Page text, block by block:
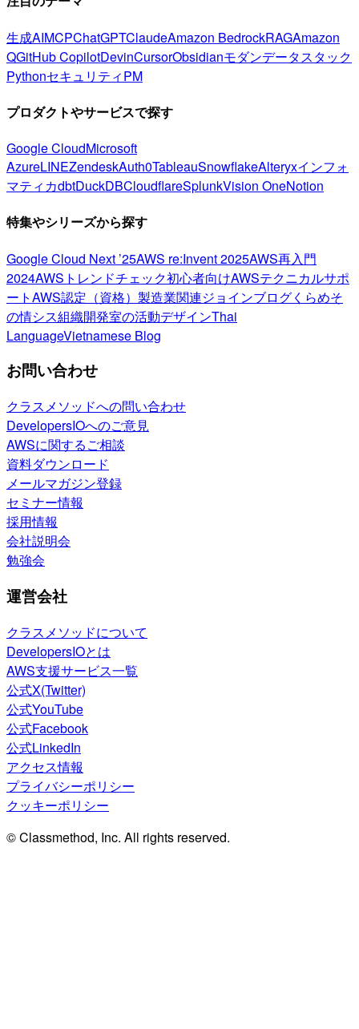
生成AIMCPChatGPTClaudeAmazon BedrockRAGAmazon
QGitHub CopilotDevinCursorObsidianモダンデータスタック
PythonセキュリティPM
プロダクトやサービスで探す
Google CloudMicrosoft
AzureLINEZendeskAuth0TableauSnowflakeAlteryxインフォ
マティカdbtDuckDBCloudflareSplunkVision OneNotion
特集やシリーズから探す
Google Cloud Next ’25AWS re:Invent 2025AWS再入門
2024AWSトレンドチェック初心者向けAWSテクニカルサポ
ートAWS認定（資格） 製造業関連ジョインブログくらめそ
の情シス組織開発室の活動デザインThai
LanguageVietnamese Blog
お問い合わせ
クラスメソッドへの問い合わせ
DevelopersIOへのご意見
AWSに関するご相談
資料ダウンロード
メールマガジン登録
セミナー情報
採用情報
会社説明会
勉強会
運営会社
クラスメソッドについて
DevelopersIOとは
AWS支援サービス一覧
公式X(Twitter)
公式YouTube
公式Facebook
公式LinkedIn
アクセス情報
プライバシーポリシー
クッキーポリシー
© Classmethod, Inc. All rights reserved.